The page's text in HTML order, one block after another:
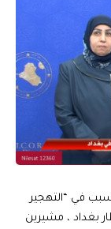
في “التهجير
بغداد ، مشيرين